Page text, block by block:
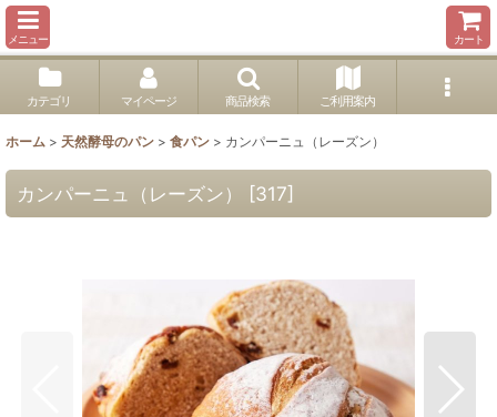
メニュー カート
カテゴリ マイページ 商品検索 ご利用案内
ホーム > 天然酵母のパン > 食パン > カンパーニュ（レーズン）
カンパーニュ（レーズン） [317]